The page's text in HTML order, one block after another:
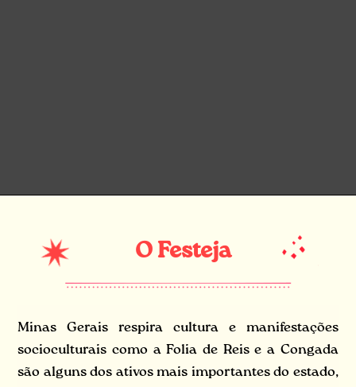
O Festeja
Minas Gerais respira cultura e manifestações
socioculturais como a Folia de Reis e a Congada
são alguns dos ativos mais importantes do estado,